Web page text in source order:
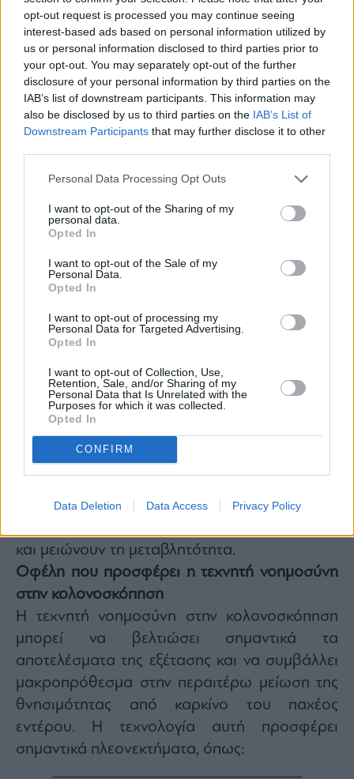
opt-out request is processed you may continue seeing
interest-based ads based on personal information utilized by
us or personal information disclosed to third parties prior to
your opt-out. You may separately opt-out of the further
disclosure of your personal information by third parties on the
IAB’s list of downstream participants. This information may
also be disclosed by us to third parties on the IAB’s List of
Downstream Participants that may further disclose it to other
Personal Data Processing Opt Outs
I want to opt-out of the Sharing of my
personal data.
Opted In
I want to opt-out of the Sale of my
Personal Data.
Opted In
I want to opt-out of processing my
Personal Data for Targeted Advertising.
Opted In
I want to opt-out of Collection, Use,
Retention, Sale, and/or Sharing of my
Personal Data that Is Unrelated with the
Purposes for which it was collected.
Opted In
CONFIRM
Data Deletion Data Access Privacy Policy
Βελτίωση ποιότητας του αποτελέσματος της
εξέτασης
περιορίζεται μόνο στην ανίχνευση και την
ταξινόμηση βλαβών αλλά συμβάλλει και στη
βελτίωση της ποιότητας της διαδικασίας και
της αποδοτικότητας. Τα εργαλεία AI
αξιολογούν την ποιότητα της προετοιμασίας
του εντέρου, παρακολουθούν τους χρόνους
απόσυρσης του ενδοσκοπίου και εντοπίζουν
τα χαρακτηριστικά συμβάλλουν σε
και μειώνουν τη μεταβλητότητα.
Οφέλη που προσφέρει η τεχνητή νοημοσύνη
στην κολονοσκόπηση
Η τεχνητή νοημοσύνη στην κολονοσκόπηση
μπορεί να βελτιώσει σημαντικά τα
αποτελέσματα της εξέτασης και να συμβάλλει
μακροπρόθεσμα στην περαιτέρω μείωση της
θνησιμότητας από καρκίνο του παχέος
εντέρου. Η τεχνολογία αυτή προσφέρει
σημαντικά πλεονεκτήματα, όπως: